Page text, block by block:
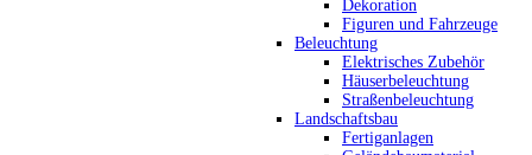
Dekoration
Figuren und Fahrzeuge
Beleuchtung
Elektrisches Zubehör
Häuserbeleuchtung
Straßenbeleuchtung
Landschaftsbau
Fertiganlagen